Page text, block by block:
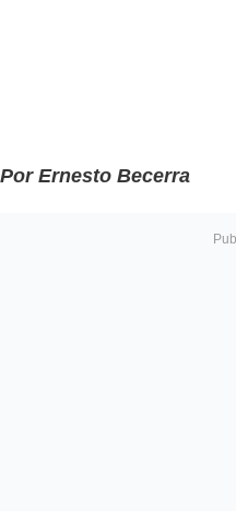
Por Ernesto Becerra